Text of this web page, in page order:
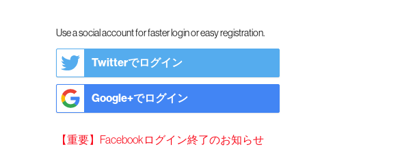
Use a social account for faster login or easy registration.
Twitterでログイン
Google+でログイン
【重要】Facebookログイン終了のお知らせ